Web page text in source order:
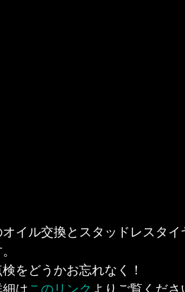
イル交換とスタッドレスタイ
をどうかお忘れなく！